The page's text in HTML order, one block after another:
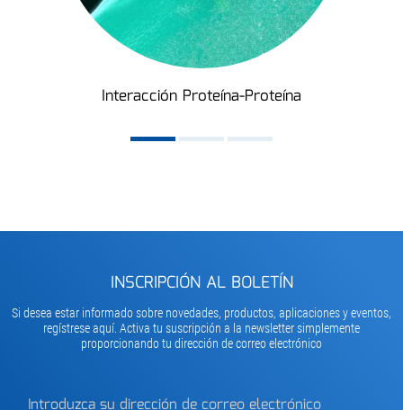
Interacción Proteína-Proteína
INSCRIPCIÓN AL BOLETÍN
Si desea estar informado sobre novedades, productos, aplicaciones y eventos,
regístrese aquí. Activa tu suscripción a la newsletter simplemente
proporcionando tu dirección de correo electrónico